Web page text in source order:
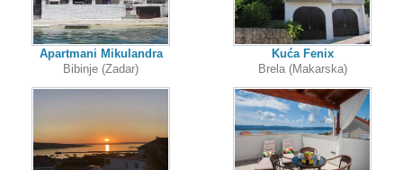
Apartmani Mikulandra
Bibinje (Zadar)
Kuća Fenix
Brela (Makarska)